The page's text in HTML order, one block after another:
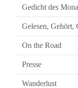
Gedicht des
Gelesen, Gehört,
On the Road
Presse
Wanderlust